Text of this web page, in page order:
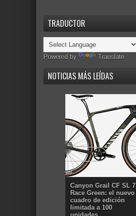
TRADUCTOR
Powered by Translate
NOTICIAS MÁS LEÍDAS
Canyon Grail CF SL 7
Race Green: el nuevo
cuadro de edición
limitada a 100